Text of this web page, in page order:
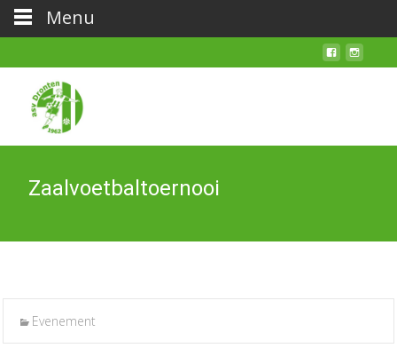
Zaalvoetbaltoernooi
Evenement
Menu